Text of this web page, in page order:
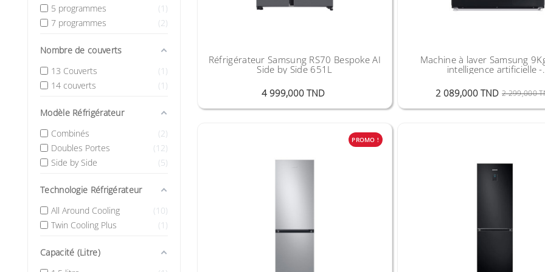
5 programmes
1
7 programmes
2
Nombre de couverts
13 Couverts
1
14 couverts
1
Modèle Réfrigérateur
Combinés
2
Doubles Portes
12
Side by Side
5
Technologie Réfrigérateur
All Around Cooling
10
Twin Cooling Plus
1
Capacité (Litre)
Réfrigérateur Samsung RS70 Bespoke AI
Side by Side 651L
4 999,000 TND
Machine à laver Samsung
intelligence artificielle -
2 089,000 TND 2 299,000
PROMO !